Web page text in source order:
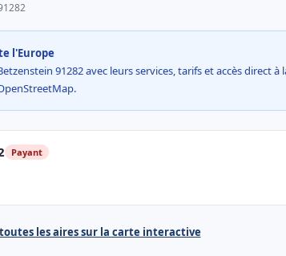
l'Europe
91282 avec leurs services, tarifs et accès direct à
Payant
les aires sur la carte interactive